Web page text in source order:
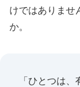
けではありませ
か。
「ひとつは